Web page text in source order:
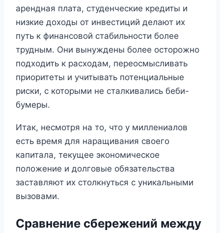
арендная плата, студенческие кредиты и
низкие доходы от инвестиций делают их
путь к финансовой стабильности более
трудным. Они вынуждены более осторожно
подходить к расходам, переосмысливать
приоритеты и учитывать потенциальные
риски, с которыми не сталкивались беби-
бумеры.
Итак, несмотря на то, что у миллениалов
есть время для наращивания своего
капитала, текущее экономическое
положение и долговые обязательства
заставляют их столкнуться с уникальными
вызовами.
Сравнение сбережений между